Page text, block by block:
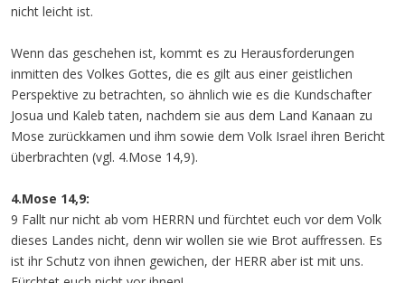
nicht leicht ist.
Wenn das geschehen ist, kommt es zu Herausforderungen
inmitten des Volkes Gottes, die es gilt aus einer geistlichen
Perspektive zu betrachten, so ähnlich wie es die Kundschafter
Josua und Kaleb taten, nachdem sie aus dem Land Kanaan zu
Mose zurückkamen und ihm sowie dem Volk Israel ihren Bericht
überbrachten (vgl. 4.Mose 14,9).
4.Mose 14,9:
9 Fallt nur nicht ab vom HERRN und fürchtet euch vor dem Volk
dieses Landes nicht, denn wir wollen sie wie Brot auffressen. Es
ist ihr Schutz von ihnen gewichen, der HERR aber ist mit uns.